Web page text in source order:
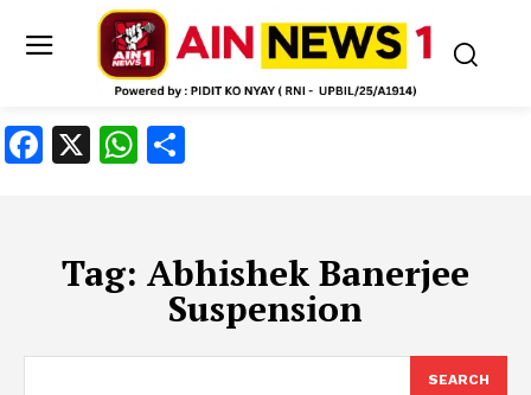
Facebook
X WhatsApp
Tag: Abhishek Banerjee
Suspension
SEARCH